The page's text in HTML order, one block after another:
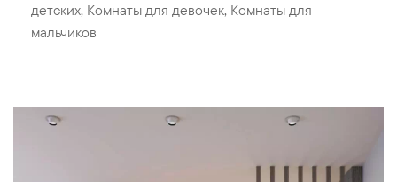
детских, Комнаты для девочек, Комнаты для
мальчиков